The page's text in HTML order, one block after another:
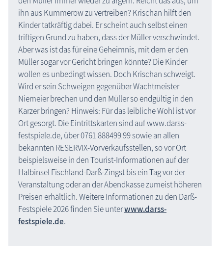
ihn aus Kummerow zu vertreiben? Krischan hilft den
Kinder tatkräftig dabei. Er scheint auch selbst einen
triftigen Grund zu haben, dass der Müller verschwindet.
Aber was ist das für eine Geheimnis, mit dem er den
Müller sogar vor Gericht bringen könnte? Die Kinder
wollen es unbedingt wissen. Doch Krischan schweigt.
Wird er sein Schweigen gegenüber Wachtmeister
Niemeier brechen und den Müller so endgültig in den
Karzer bringen? Hinweis: Für das leibliche Wohl ist vor
Ort gesorgt. Die Eintrittskarten sind auf www.darss-
festspiele.de, über 0761 888499 99 sowie an allen
bekannten RESERVIX-Vorverkaufsstellen, so vor Ort
beispielsweise in den Tourist-Informationen auf der
Halbinsel Fischland-Darß-Zingst bis ein Tag vor der
Veranstaltung oder an der Abendkasse zumeist höheren
Preisen erhältlich. Weitere Informationen zu den Darß-
Festspiele 2026 finden Sie unterwww.darss-
festspiele.de.